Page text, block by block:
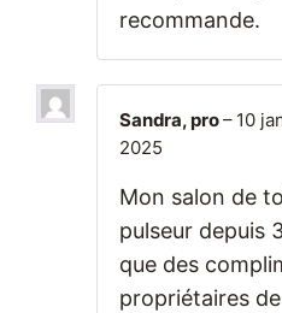
recommande.
Sandra, pro– 10
2025
Mon salon de
pulseur depuis
que des
propriétaires